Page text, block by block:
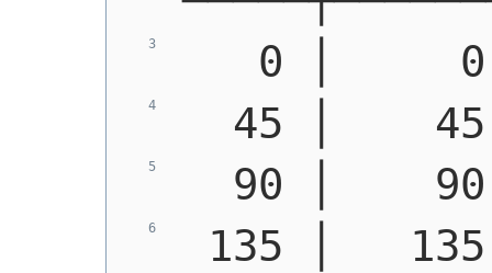
0 │
45 │
90 │
135 │